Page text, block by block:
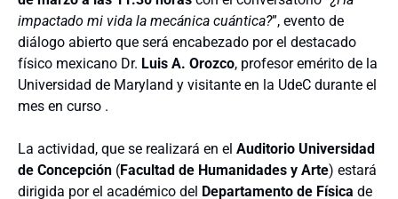
impactado mi vida la mecánica cuántica?”, evento de
diálogo abierto que será encabezado por el destacado
físico mexicano Dr. Luis A. Orozco, profesor emérito de la
Universidad de Maryland y visitante en la UdeC durante el
mes en curso .
La actividad, que se realizará en el Auditorio Universidad
de Concepción (Facultad de Humanidades y Arte) estará
dirigida por el académico del Departamento de Física de